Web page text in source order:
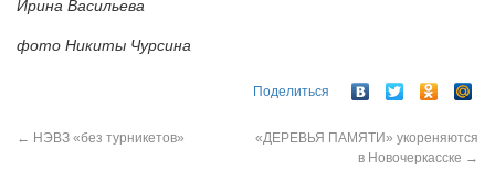
Ирина Васильева
фото Никиты Чурсина
Поделиться
← НЭВЗ «без турникетов»
«ДЕРЕВЬЯ ПАМЯТИ» укореняются
в Новочеркасске →